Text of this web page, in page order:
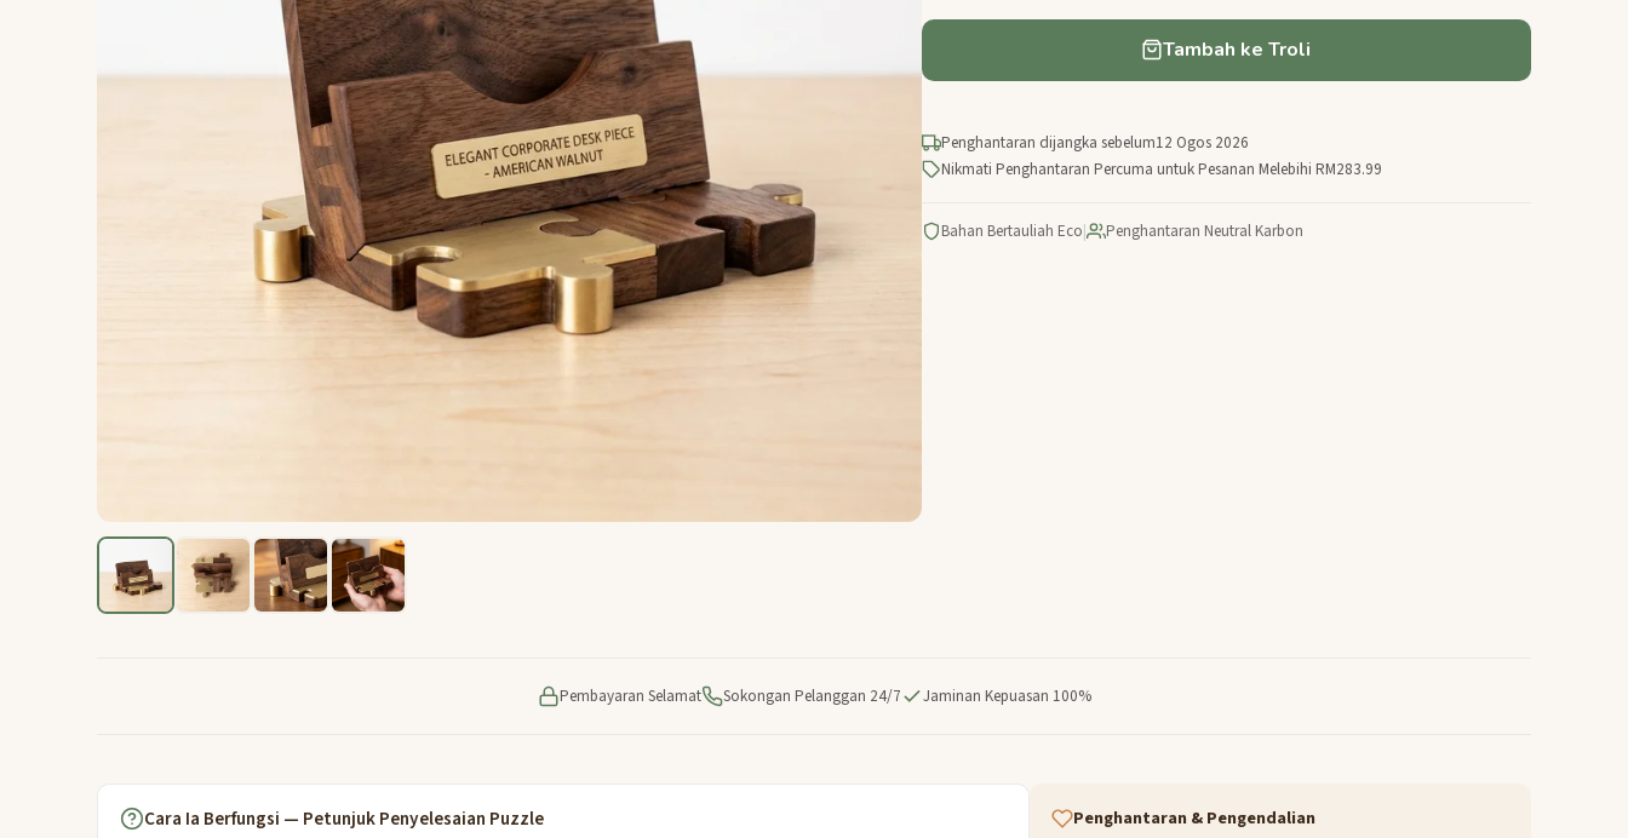
Tambah ke Troli
Penghantaran dijangka sebelum12 Ogos 2026
Nikmati Penghantaran Percuma untuk Pesanan Melebihi RM283.99
Bahan Bertauliah Eco| Penghantaran Neutral Karbon
Pembayaran Selamat Sokongan Pelanggan 24/7 Jaminan Kepuasan 100%
Cara Ia Berfungsi — Petunjuk Penyelesaian Puzzle Penghantaran & Pengendalian